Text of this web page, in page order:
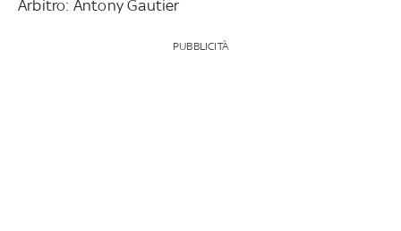
Arbitro: Antony Gautier
PUBBLICITÀ